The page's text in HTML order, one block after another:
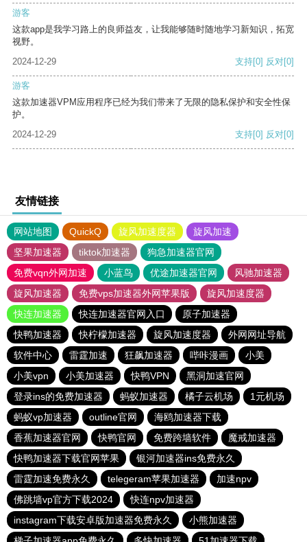
游客
这款app是我学习路上的良师益友，让我能够随时随地学习新知识，拓宽
视野。
2024-12-29
支持[0] 反对[0]
游客
这款加速器VPM应用程序已经为我们带来了无限的隐私保护和安全性保
护。
2024-12-29
支持[0] 反对[0]
友情链接
网站地图 QuickQ 旋风加速度器
旋风加速
坚果加速器
tiktok加速器
狗急加速器官网
免费vqn外网加速
小蓝鸟 优途加速器官网
风驰加速器
旋风加速器
免费vps加速器外网苹果版
旋风加速度器
快连加速器
快连加速器官网入口
原子加速器
快鸭加速器
快柠檬加速器 旋风加速度器
外网网址导航
软件中心
雷霆加速 狂飙加速器 哔咔漫画
小美
小美vpn
小美加速器 快鸭VPN
黑洞加速官网
登录ins的免费加速器
蚂蚁加速器 橘子云机场
1元机场
蚂蚁vp加速器
outline官网
海鸥加速器下载
香蕉加速器官网
快鸭官网 免费跨墙软件
魔戒加速器
快鸭加速器下载官网苹果
银河加速器ins免费永久
雷霆加速免费永久
telegeram苹果加速器
加速npv
佛跳墙vp官方下载2024
快连npv加速器
instagram下载安卓版加速器免费永久
小熊加速器